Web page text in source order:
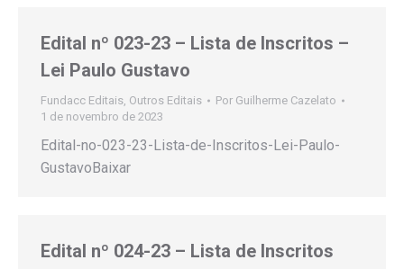
Edital nº 023-23 – Lista de Inscritos –
Lei Paulo Gustavo
Fundacc Editais, Outros Editais Por Guilherme Cazelato
1 de novembro de 2023
Edital-no-023-23-Lista-de-Inscritos-Lei-Paulo-
GustavoBaixar
Edital nº 024-23 – Lista de Inscritos